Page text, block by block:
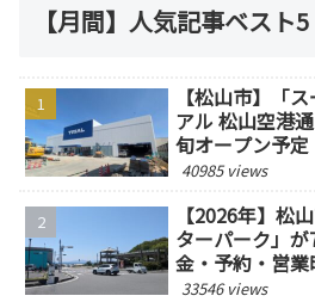
【月間】人気記事ベスト5
【松山市】「
アル 松山空港
旬オープン予定
40985 views
【2026年】松
ターパーク」
金・予約・営
33546 views